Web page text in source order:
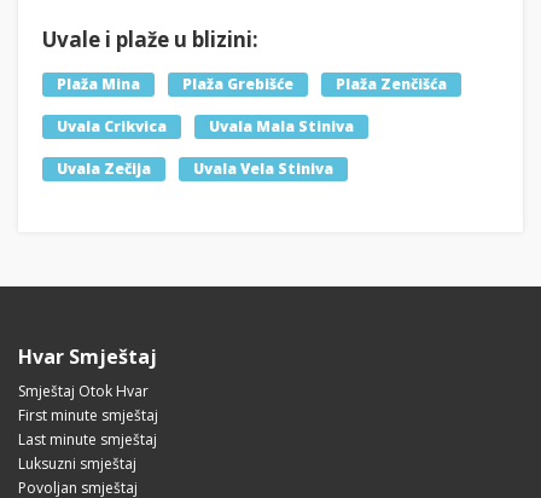
Uvale i plaže u blizini:
Plaža Mina Plaža Grebišće Plaža Zenčišća
Uvala Crikvica Uvala Mala Stiniva
Uvala Zečija Uvala Vela Stiniva
Hvar Smještaj
Smještaj Otok Hvar
First minute smještaj
Last minute smještaj
Luksuzni smještaj
Povoljan smještaj